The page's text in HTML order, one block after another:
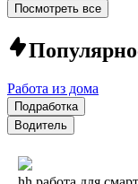
Посмотреть все
Работа из дома
Подработка
Водитель